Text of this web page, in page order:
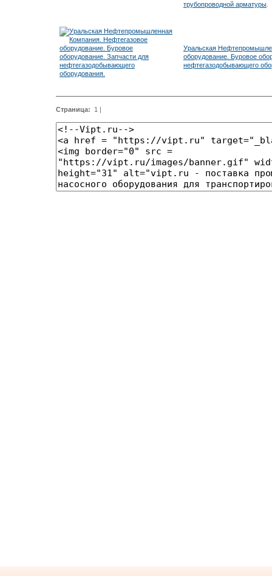
трубопроводной арматуры
Уральская
оборудование. Буровое
нефтегазодобывающего
Страница: 1 |